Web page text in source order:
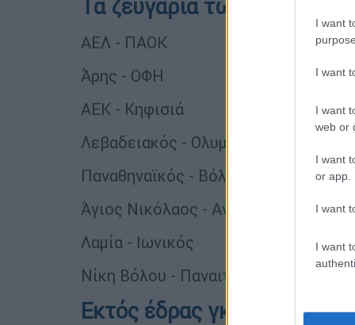
I want
I want
I want
web or
I want
or app.
I want
I want
Τα ζευγάρια των 16
ΑΕΛ - ΠΑΟΚ
Άρης - ΟΦΗ
ΑΕΚ - Κηφισιά
Λεβαδειακός - Ολυμπιακός
Παναθηναϊκός - Βόλος
Άγιος Νικόλαος - Αναγ. Καρδίτσας
Λαμία - Ιωνικός
Νίκη Βόλου - Παναιτωλικός
Εκτός έδρας γκολ και VAR